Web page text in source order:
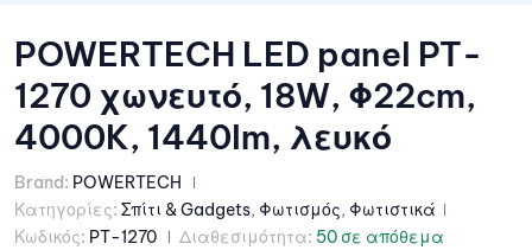
POWERTECH LED panel PT-
1270 χωνευτό, 18W, Φ22cm,
4000K, 1440lm, λευκό
Brand: POWERTECH
Κατηγορίες: Σπίτι & Gadgets, Φωτισμός, Φωτιστικά
Κωδικός: PT-1270 Διαθεσιμότητα: 50 σε απόθεμα